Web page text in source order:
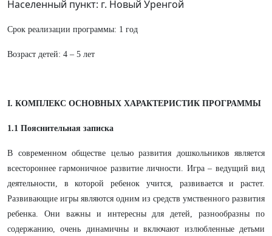
Населенный пункт: г. Новый Уренгой
Срок реализации программы: 1 год
Возраст детей: 4 – 5 лет
I. КОМПЛЕКС ОСНОВНЫХ ХАРАКТЕРИСТИК ПРОГРАММЫ
1.1 Пояснительная записка
В современном обществе целью развития дошкольников является
всестороннее гармоничное развитие личности. Игра – ведущий вид
деятельности, в которой ребенок учится, развивается и растет.
Развивающие игры являются одним из средств умственного развития
ребенка. Они важны и интересны для детей, разнообразны по
содержанию, очень динамичны и включают излюбленные детьми